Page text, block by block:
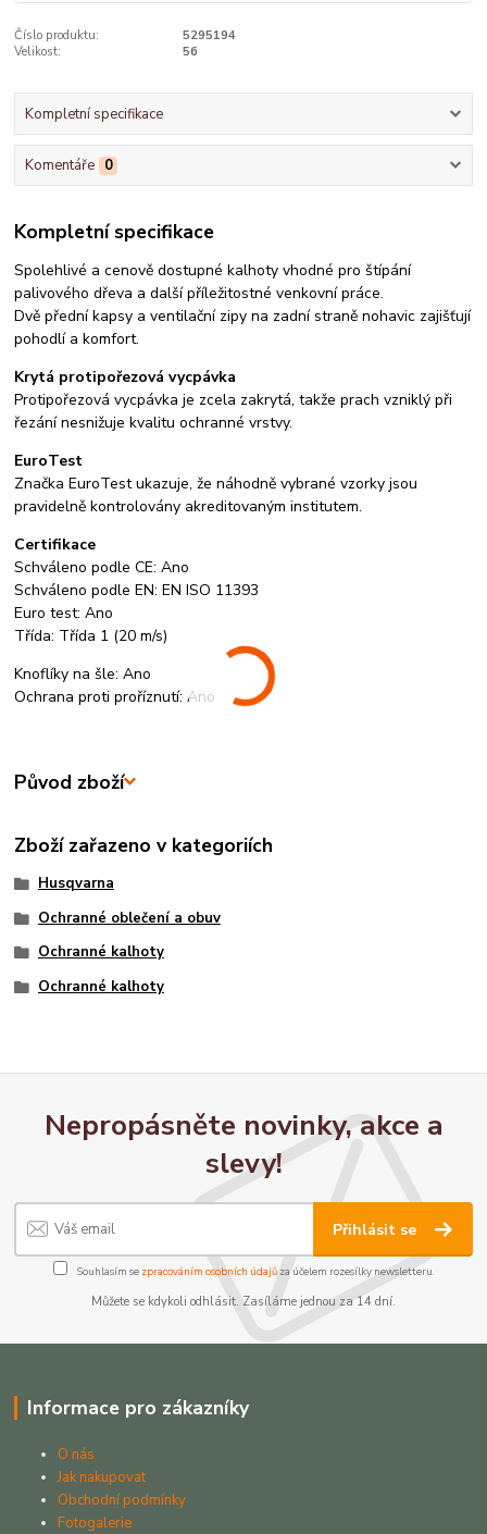
Číslo produktu:
5295194
Velikost:
56
Kompletní specifikace
Komentáře 0
Kompletní specifikace
Spolehlivé a cenově dostupné kalhoty vhodné pro štípání
palivového dřeva a další příležitostné venkovní práce.
Dvě přední kapsy a ventilační zipy na zadní straně nohavic zajišťují
pohodlí a komfort.
Krytá protipořezová vycpávka
Protipořezová vycpávka je zcela zakrytá, takže prach vzniklý při
řezání nesnižuje kvalitu ochranné vrstvy.
EuroTest
Značka EuroTest ukazuje, že náhodně vybrané vzorky jsou
pravidelně kontrolovány akreditovaným institutem.
Certifikace
Schváleno podle CE: Ano
Schváleno podle EN: EN ISO 11393
Euro test: Ano
Třída: Třída 1 (20 m/s)
Knoflíky na šle: Ano
Ochrana proti proříznutí: Ano
Původ zboží
Zboží zařazeno v kategoriích
Husqvarna
Ochranné oblečení a obuv
Ochranné kalhoty
Ochranné kalhoty
Nepropásněte novinky, akce a
slevy!
Přihlásit se
Souhlasím se zpracováním osobních údajůza účelem rozesílky newsletteru.
Můžete se kdykoli odhlásit. Zasíláme jednou za 14 dní.
Informace pro zákazníky
O nás
Jak nakupovat
Obchodní podmínky
Fotogalerie